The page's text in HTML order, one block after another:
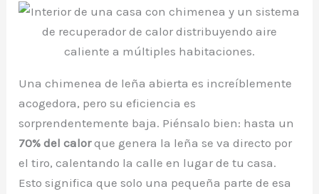
Una chimenea de leña abierta es increíblemente
acogedora, pero su eficiencia es
sorprendentemente baja. Piénsalo bien: hasta un
70% del calorque genera la leña se va directo por
el tiro, calentando la calle en lugar de tu casa.
Esto significa que solo una pequeña parte de esa